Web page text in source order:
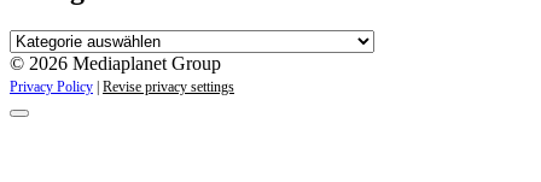
Kategorien
© 2026 Mediaplanet Group
Privacy Policy Revise privacy settings